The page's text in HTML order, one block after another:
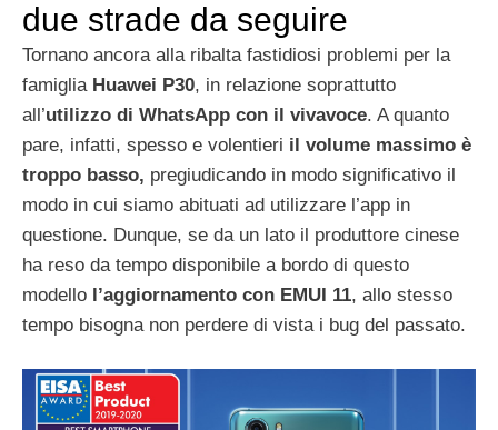
due strade da seguire
Tornano ancora alla ribalta fastidiosi problemi per la
famiglia Huawei P30, in relazione soprattutto
all’utilizzo di WhatsApp con il vivavoce. A quanto
pare, infatti, spesso e volentieri il volume massimo è
troppo basso, pregiudicando in modo significativo il
modo in cui siamo abituati ad utilizzare l’app in
questione. Dunque, se da un lato il produttore cinese
ha reso da tempo disponibile a bordo di questo
modello l’aggiornamento con EMUI 11, allo stesso
tempo bisogna non perdere di vista i bug del passato.